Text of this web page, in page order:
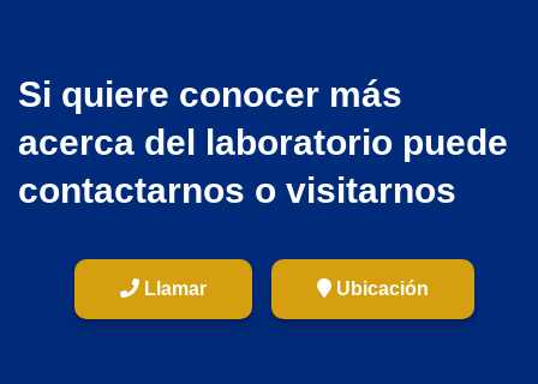
Si quiere conocer más
acerca del laboratorio puede
contactarnos o visitarnos
Llamar Ubicación